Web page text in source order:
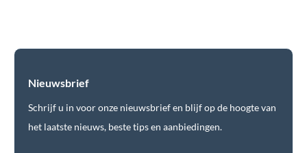
Nieuwsbrief
Schrijf u in voor onze nieuwsbrief en blijf op de hoogte van
het laatste nieuws, beste tips en aanbiedingen.